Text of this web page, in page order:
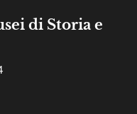
di Storia e